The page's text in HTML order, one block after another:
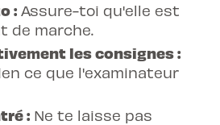
: Assure-toi qu'elle est
de marche.
les consignes :
ce que l'examinateur
: Ne te laisse pas